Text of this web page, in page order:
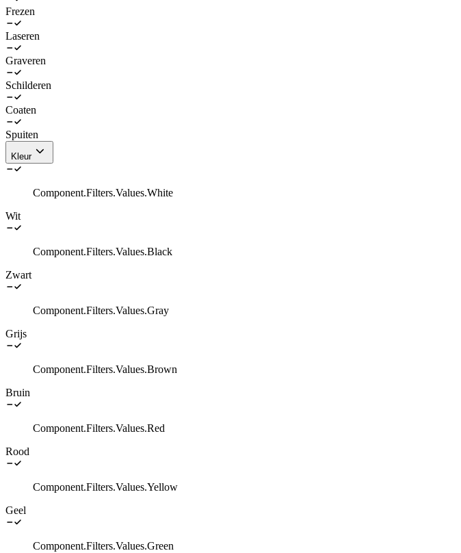
Frezen
Laseren
Graveren
Schilderen
Coaten
Spuiten
Kleur
Component.Filters.Values.White
Wit
Component.Filters.Values.Black
Zwart
Component.Filters.Values.Gray
Grijs
Component.Filters.Values.Brown
Bruin
Component.Filters.Values.Red
Rood
Component.Filters.Values.Yellow
Geel
Component.Filters.Values.Green